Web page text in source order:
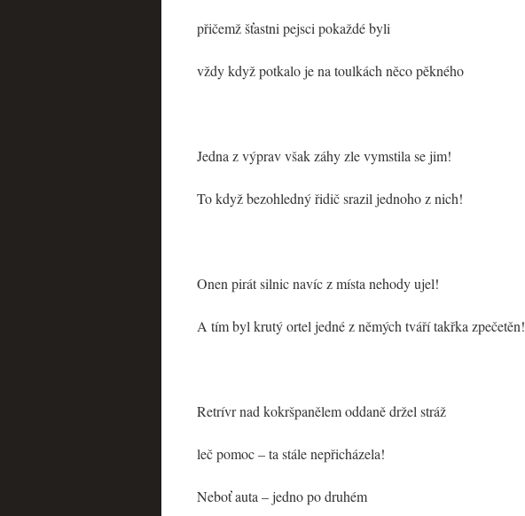
přičemž šťastni pejsci pokaždé byli
vždy když potkalo je na toulkách něco pěkného
Jedna z výprav však záhy zle vymstila se jim!
To když bezohledný řidič srazil jednoho z nich!
Onen pirát silnic navíc z místa nehody ujel!
A tím byl krutý ortel jedné z němých tváří takřka zpečetěn!
Retrívr nad kokršpanělem oddaně držel stráž
leč pomoc – ta stále nepřicházela!
Neboť auta – jedno po druhém